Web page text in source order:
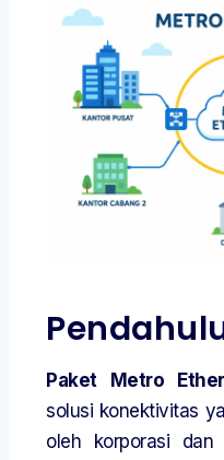
Paket Metro
solusi konektivitas
oleh korporasi